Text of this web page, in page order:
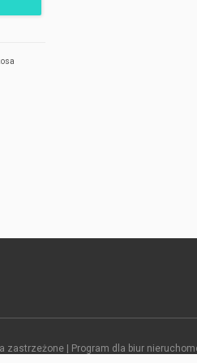
zastrzeżone | Program dla biur